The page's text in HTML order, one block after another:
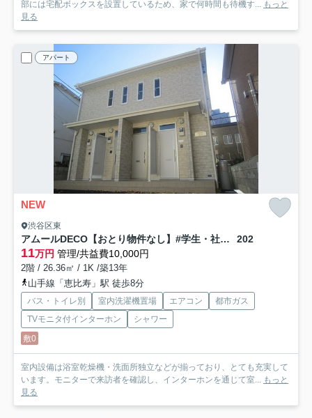
部には宅配ボックスを設置しているため、家で何時間も待機す... もっと
見る
アパート
NEW
渋谷区東
アムールDECO【おとり物件なし】#学生・社会人にオススメ！初期費用分割払いOK！ 202
11万円 管理/共益費10,000円
2階 / 26.36㎡ / 1K /築13年
山手線「恵比寿」駅 徒歩8分
バス・トイレ別 室内洗濯機置場 エアコン
都市ガス
TVモニタ付インターホン
シャワー
敷0
室内設備は浴室乾燥機・洗面所独立などが揃っており、とても充実して
います。モニターで来訪者を確認し、インターホンを通じて室... もっと
見る